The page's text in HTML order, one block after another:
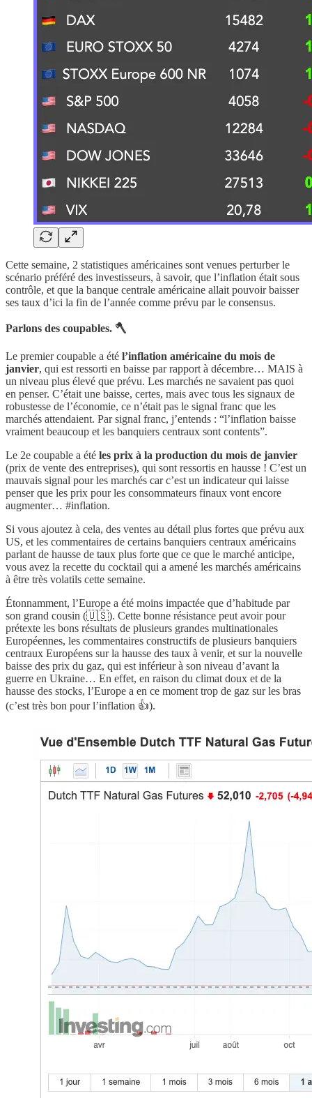
Cette semaine, 2 statistiques américaines sont venues perturber le
scénario préféré des investisseurs, à savoir, que l’inflation était sous
contrôle, et que la banque centrale américaine allait pouvoir baisser
ses taux d’ici la fin de l’année comme prévu par le consensus.
Parlons des coupables. 🪓
Le premier coupable a été l’inflation américaine du mois de
janvier, qui est ressorti en baisse par rapport à décembre… MAIS à
un niveau plus élevé que prévu. Les marchés ne savaient pas quoi
en penser. C’était une baisse, certes, mais avec tous les signaux de
robustesse de l’économie, ce n’était pas le signal franc que les
marchés attendaient. Par signal franc, j’entends : “l’inflation baisse
vraiment beaucoup et les banquiers centraux sont contents”.
Le 2e coupable a été les prix à la production du mois de janvier
(prix de vente des entreprises), qui sont ressortis en hausse ! C’est un
mauvais signal pour les marchés car c’est un indicateur qui laisse
penser que les prix pour les consommateurs finaux vont encore
augmenter… #inflation.
Si vous ajoutez à cela, des ventes au détail plus fortes que prévu aux
US, et les commentaires de certains banquiers centraux américains
parlant de hausse de taux plus forte que ce que le marché anticipe,
vous avez la recette du cocktail qui a amené les marchés américains
à être très volatils cette semaine.
Étonnamment, l’Europe a été moins impactée que d’habitude par
son grand cousin (🇺🇸). Cette bonne résistance peut avoir pour
prétexte les bons résultats de plusieurs grandes multinationales
Européennes, les commentaires constructifs de plusieurs banquiers
centraux Européens sur la hausse des taux à venir, et sur la nouvelle
baisse des prix du gaz, qui est inférieur à son niveau d’avant la
guerre en Ukraine… En effet, en raison du climat doux et de la
hausse des stocks, l’Europe a en ce moment trop de gaz sur les bras
(c’est très bon pour l’inflation 👍).